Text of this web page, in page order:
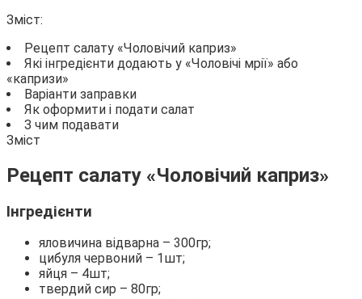
Зміст:
Рецепт салату «Чоловічий каприз»
Які інгредієнти додають у «Чоловічі мрії» або
«капризи»
Варіанти заправки
Як оформити і подати салат
З чим подавати
Зміст
Рецепт салату «Чоловічий каприз»
Інгредієнти
яловичина відварна – 300гр;
цибуля червоний – 1шт;
яйця – 4шт;
твердий сир – 80гр;